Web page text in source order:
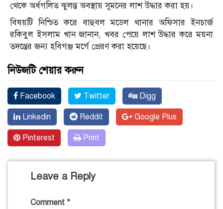
থেকে অর্ধগলিত ঝুলন্ত অবস্থায় সুমনের লাশ উদ্ধার করা হয়।
বিষয়টি নিশ্চিত করে বাহুবল মডেল থানার অফিসার ইনচার্জ
রকিবুল ইসলাম খান জানান, খবর পেয়ে লাশ উদ্ধার করে ময়না
তদন্তের জন্য হবিগঞ্জ মর্গে প্রেরণ করা হয়েছে।
নিউজটি শেয়ার করুন
Facebook Twitter Digg
Linkedin Reddit Google Plus
Pinterest Print
Leave a Reply
Comment *